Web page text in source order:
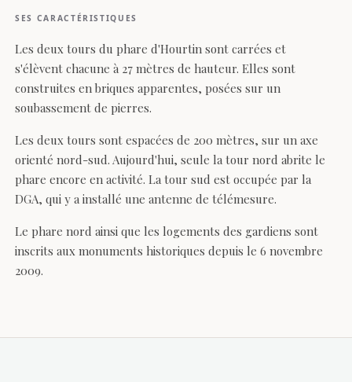
SES CARACTÉRISTIQUES
Les deux tours du phare d'Hourtin sont carrées et
s'élèvent chacune à 27 mètres de hauteur. Elles sont
construites en briques apparentes, posées sur un
soubassement de pierres.
Les deux tours sont espacées de 200 mètres, sur un axe
orienté nord-sud. Aujourd'hui, seule la tour nord abrite le
phare encore en activité. La tour sud est occupée par la
DGA, qui y a installé une antenne de télémesure.
Le phare nord ainsi que les logements des gardiens sont
inscrits aux monuments historiques depuis le 6 novembre
2009.